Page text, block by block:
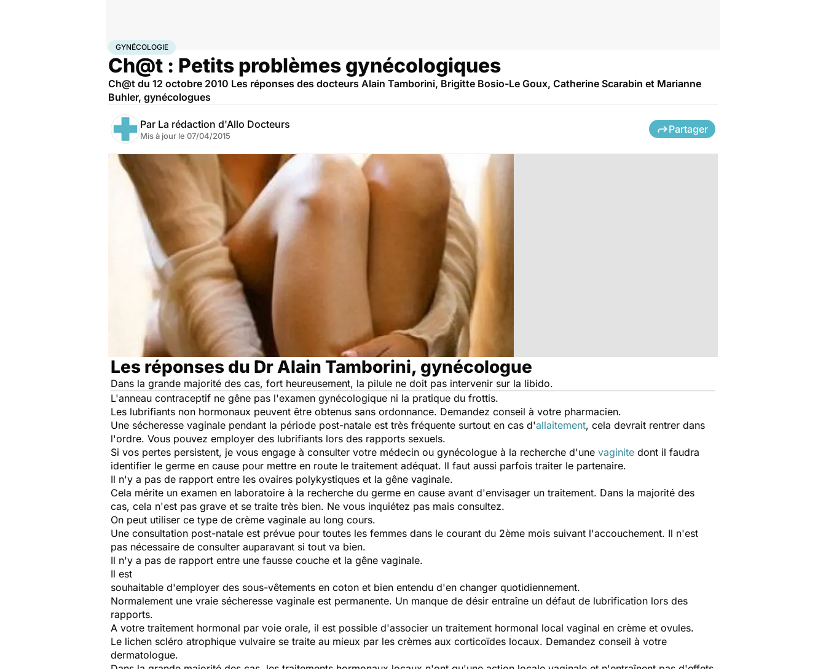
AccueilBien-êtreSexo
GYNÉCOLOGIE
Ch@t : Petits problèmes gynécologiques
Ch@t du 12 octobre 2010 Les réponses des docteurs Alain Tamborini, Brigitte Bosio-Le Goux, Catherine Scarabin et Marianne
Buhler, gynécologues
Par La rédaction d'Allo Docteurs
Mis à jour le 07/04/2015
Partager
Les réponses du Dr Alain Tamborini, gynécologue
Dans la grande majorité des cas, fort heureusement, la pilule ne doit pas intervenir sur la libido.
L'anneau contraceptif ne gêne pas l'examen gynécologique ni la pratique du frottis.
Les lubrifiants non hormonaux peuvent être obtenus sans ordonnance. Demandez conseil à votre pharmacien.
Une sécheresse vaginale pendant la période post-natale est très fréquente surtout en cas d'allaitement, cela devrait rentrer dans
l'ordre. Vous pouvez employer des lubrifiants lors des rapports sexuels.
Si vos pertes persistent, je vous engage à consulter votre médecin ou gynécologue à la recherche d'une vaginite dont il faudra
identifier le germe en cause pour mettre en route le traitement adéquat. Il faut aussi parfois traiter le partenaire.
Il n'y a pas de rapport entre les ovaires polykystiques et la gêne vaginale.
Cela mérite un examen en laboratoire à la recherche du germe en cause avant d'envisager un traitement. Dans la majorité des
cas, cela n'est pas grave et se traite très bien. Ne vous inquiétez pas mais consultez.
On peut utiliser ce type de crème vaginale au long cours.
Une consultation post-natale est prévue pour toutes les femmes dans le courant du 2ème mois suivant l'accouchement. Il n'est
pas nécessaire de consulter auparavant si tout va bien.
Il n'y a pas de rapport entre une fausse couche et la gêne vaginale.
Il est
souhaitable d'employer des sous-vêtements en coton et bien entendu d'en changer quotidiennement.
Normalement une vraie sécheresse vaginale est permanente. Un manque de désir entraîne un défaut de lubrification lors des
rapports.
A votre traitement hormonal par voie orale, il est possible d'associer un traitement hormonal local vaginal en crème et ovules.
Le lichen scléro atrophique vulvaire se traite au mieux par les crèmes aux corticoïdes locaux. Demandez conseil à votre
dermatologue.